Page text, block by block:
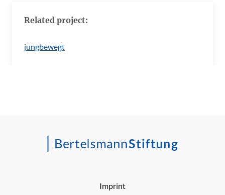
Related project:
jungbewegt
Imprint